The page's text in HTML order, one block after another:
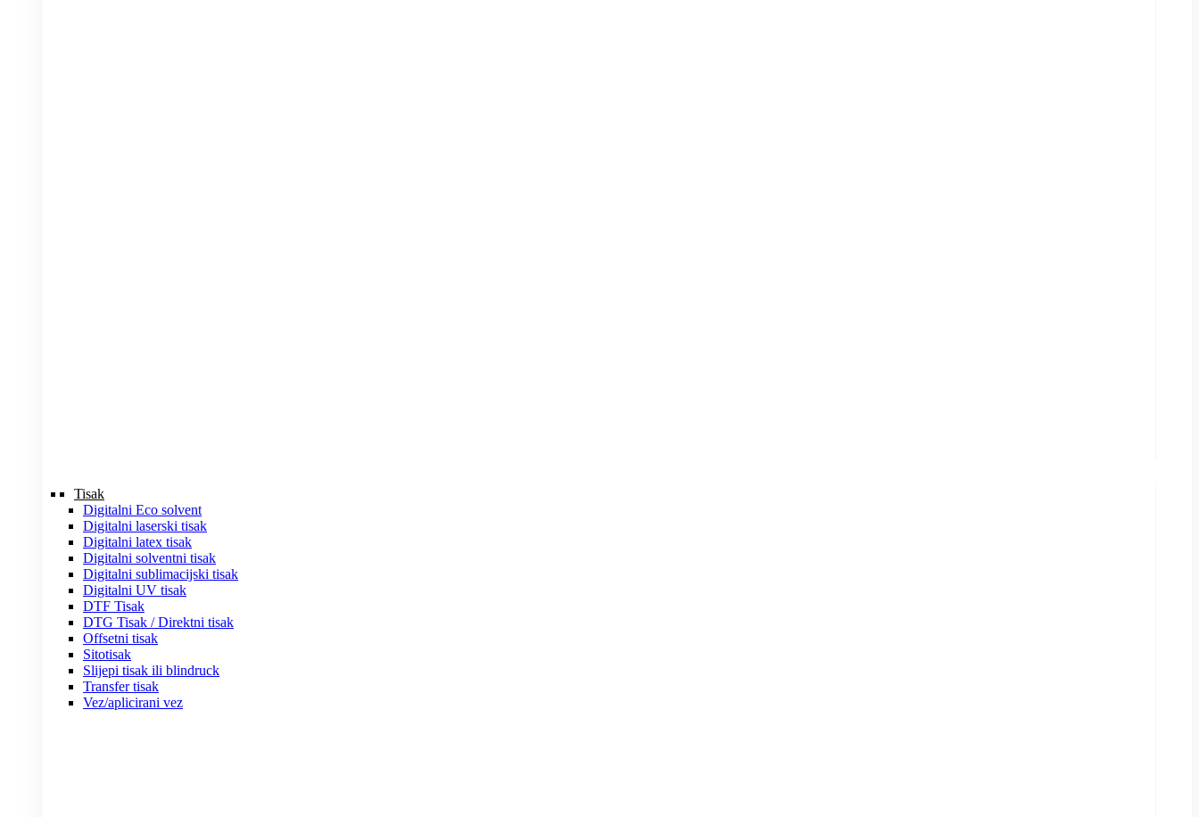
Tisak
Digitalni Eco solvent
Digitalni laserski tisak
Digitalni latex tisak
Digitalni solventni tisak
Digitalni sublimacijski tisak
Digitalni UV tisak
DTF Tisak
DTG Tisak / Direktni tisak
Offsetni tisak
Sitotisak
Slijepi tisak ili blindruck
Transfer tisak
Vez/aplicirani vez